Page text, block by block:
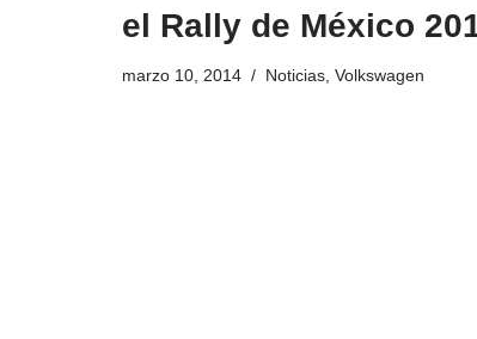
el Rally de México
marzo 10, 2014 Noticias, Volkswagen